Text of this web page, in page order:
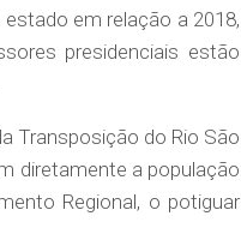
em relação a 2018,
presidenciais estão
Transposição do Rio São
diretamente a população
Regional, o potiguar